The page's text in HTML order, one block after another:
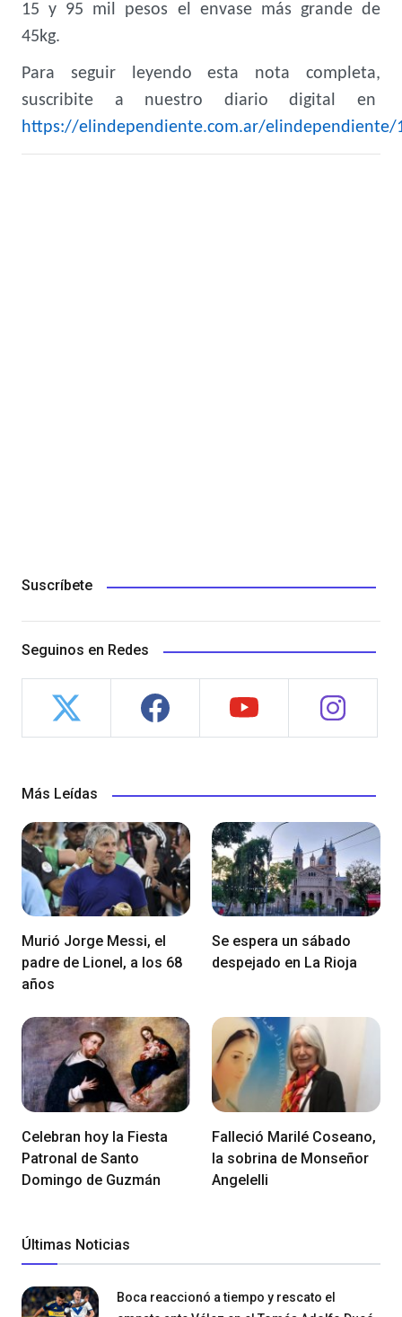
15 y 95 mil pesos el envase más grande de
45kg.
Para seguir leyendo esta nota completa,
suscribite a nuestro diario digital en
https://elindependiente.com.ar/elindependiente/
Suscríbete
Seguinos en Redes
Más Leídas
Murió Jorge Messi, el
padre de Lionel, a los 68
años
Se espera un sábado
despejado en La Rioja
Celebran hoy la Fiesta
Patronal de Santo
Domingo de Guzmán
Falleció Marilé Coseano,
la sobrina de Monseñor
Angelelli
Últimas Noticias
Boca reaccionó a tiempo y rescato el